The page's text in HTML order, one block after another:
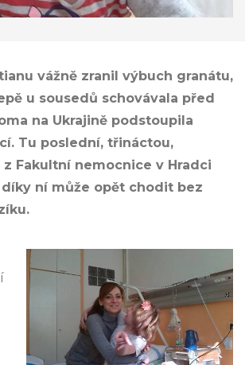
vážně zranil výbuch granátu,
u sousedů schovávala před
na Ukrajině podstoupila
Tu poslední, třináctou,
Fakultní nemocnice v Hradci
díky ní může opět chodit bez